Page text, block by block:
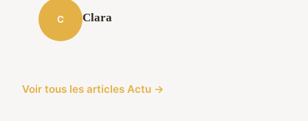
C Clara
Voir tous les articles Actu →